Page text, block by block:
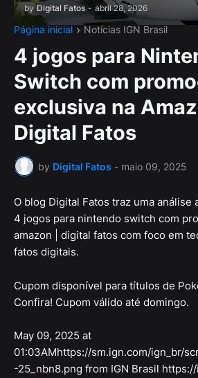
by Digital Fatos - abril 28, 2026
Página inicial Notícias IGN Brasil
4 jogos para
Switch com
exclusiva na
Digital Fatos
by Digital Fatos - maio 09, 2025
O blog Digital Fatos traz uma análise
4 jogos para nintendo switch com
amazon | digital fatos com foco em
fatos digitais.
Cupom disponível para títulos de
Confira! Cupom válido até domingo.
May 09, 2025 at
01:03AMhttps://sm.ign.com/ign_br/
-25_nbn8.png from IGN Brasil